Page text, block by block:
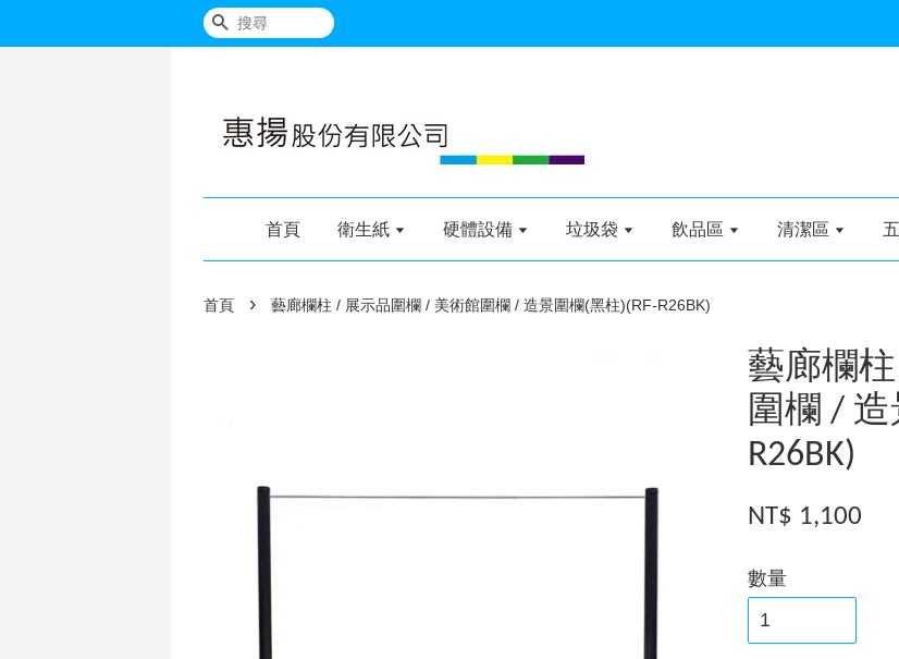
搜尋
首頁 衛生紙 硬體設備 垃圾袋 飲品區 清潔區
首頁 › 藝廊欄柱 / 展示品圍欄 / 美術館圍欄 / 造景圍欄(黑柱)(RF-R26BK)
藝廊欄
圍欄 / 造
R26BK)
NT$ 1,100
數量